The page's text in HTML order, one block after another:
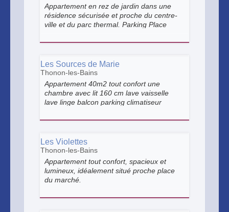
Appartement en rez de jardin dans une
résidence sécurisée et proche du centre-
ville et du parc thermal. Parking Place
Les Sources de Marie
Thonon-les-Bains
Appartement 40m2 tout confort une
chambre avec lit 160 cm lave vaisselle
lave linge balcon parking climatiseur
Les Violettes
Thonon-les-Bains
Appartement tout confort, spacieux et
lumineux, idéalement situé proche place
du marché.